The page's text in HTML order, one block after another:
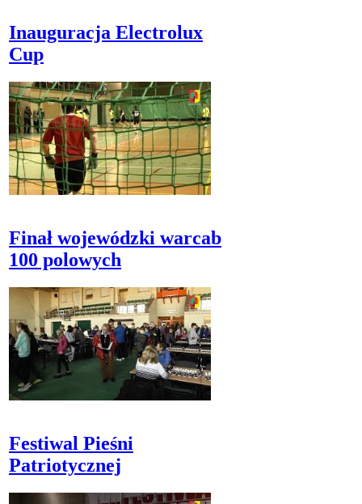
Inauguracja Electrolux
Cup
Finał wojewódzki warcab
100 polowych
Festiwal Pieśni
Patriotycznej